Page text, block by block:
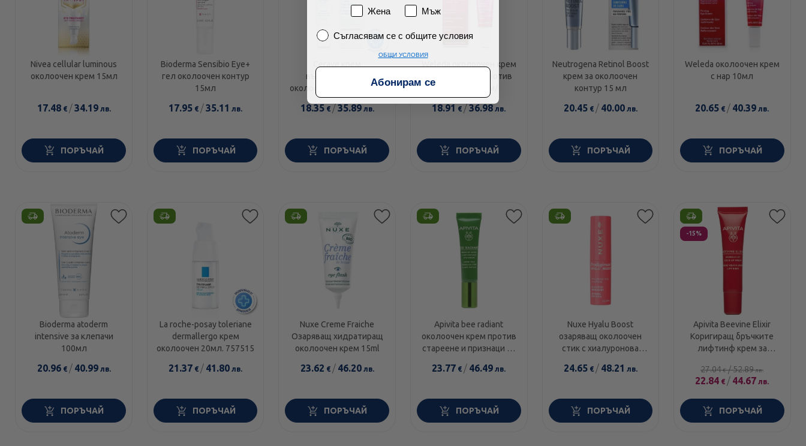
Nivea cellular luminous
oколоочен крем 15мл
17.48€ /34.19лв.
ПОРЪЧАЙ
Bioderma Sensibio Eye+
гел околоочен контур
15мл
17.95 € /35.11 лв.
ПОРЪЧАЙ
възстановяващ
околоочен контур 14мл
597272
18.35€ /35.89лв.
ПОРЪЧАЙ
Weleda околоочен крем
с шипка 10 мл/против
18.91 € /36.98 лв.
ПОРЪЧАЙ
Neutrogena Retinol Boost
крем за околоочен
контур 15 мл
20.45€ / 40.00лв.
ПОРЪЧАЙ
Weleda околоочен крем
с нар 10мл
20.65 € / 40.39 лв.
ПОРЪЧАЙ
Bioderma atoderm
intensive за клепачи
100мл
20.96€ / 40.99лв.
ПОРЪЧАЙ
La roche-posay toleriane
dermallergo крем
околоочен 20мл. 757515
21.37 € / 41.80 лв.
ПОРЪЧАЙ
Nuxe Creme Fraiche
Озаряващ хидратиращ
околоочен крем 15ml
23.62 € / 46.20лв.
ПОРЪЧАЙ
Apivita bee radiant
околоочен крем против
стареене и признаци на
патентован екст
23.77 € / 46.49 лв.
ПОРЪЧАЙ
Nuxe Hyalu Boost
озаряващ околоочен
стик с хиалуронова
24.65€ / 48.21 лв.
ПОРЪЧАЙ
Етикети
-15%
Apivita Beevine Elixir
Коригиращ бръчките
лифтинф крем за
устни 15 мл Годен до:
30.11.2026 г.
27.04€ /52.89лв.
22.84 € / 44.67 лв.
ПОРЪЧАЙ
ПолЖена
Мъж
Съгласявам се с общите условия
Съгласявам се с общите условия
ОБЩИ УСЛОВИЯ
Абонирам се